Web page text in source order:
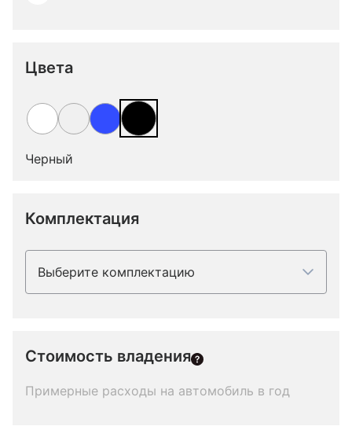
Цвета
Черный
Комплектация
Выберите комплектацию
Стоимость владения
Примерные расходы на автомобиль в год